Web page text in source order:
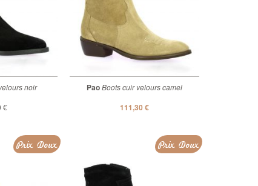
noir
€
PaoBoots cuir velours camel
111,30 €
Prix Doux Prix Doux